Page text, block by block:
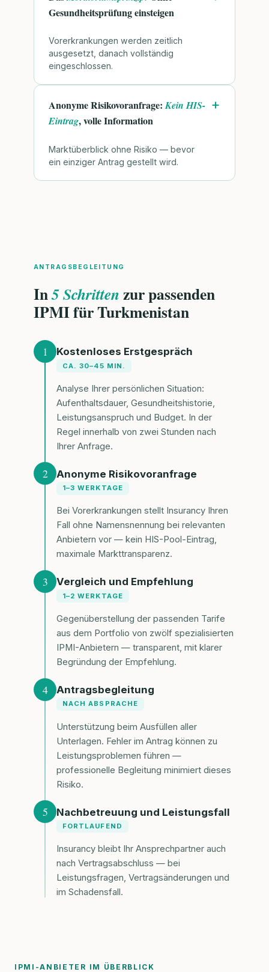
Gesundheitsprüfung einsteigen
Vorerkrankungen werden zeitlich
ausgesetzt, danach vollständig
eingeschlossen.
Anonyme Risikovoranfrage:Kein HIS-
Eintrag, volle Information
Marktüberblick ohne Risiko — bevor
ein einziger Antrag gestellt wird.
ANTRAGSBEGLEITUNG
In5 Schrittenzur passenden
IPMI für Turkmenistan
1 Kostenloses Erstgespräch
CA. 30–45 MIN.
Analyse Ihrer persönlichen Situation:
Aufenthaltsdauer, Gesundheitshistorie,
Leistungsanspruch und Budget. In der
Regel innerhalb von zwei Stunden nach
Ihrer Anfrage.
2 Anonyme Risikovoranfrage
1–3 WERKTAGE
Bei Vorerkrankungen stellt Insurancy Ihren
Fall ohne Namensnennung bei relevanten
Anbietern vor — kein HIS-Pool-Eintrag,
maximale Markttransparenz.
3 Vergleich und Empfehlung
1–2 WERKTAGE
Gegenüberstellung der passenden Tarife
aus dem Portfolio von zwölf spezialisierten
IPMI-Anbietern — transparent, mit klarer
Begründung der Empfehlung.
4 Antragsbegleitung
NACH ABSPRACHE
Unterstützung beim Ausfüllen aller
Unterlagen. Fehler im Antrag können zu
Leistungsproblemen führen —
professionelle Begleitung minimiert dieses
Risiko.
5 Nachbetreuung und Leistungsfall
FORTLAUFEND
Insurancy bleibt Ihr Ansprechpartner auch
nach Vertragsabschluss — bei
Leistungsfragen, Vertragsänderungen und
im Schadensfall.
IPMI-ANBIETER IM ÜBERBLICK